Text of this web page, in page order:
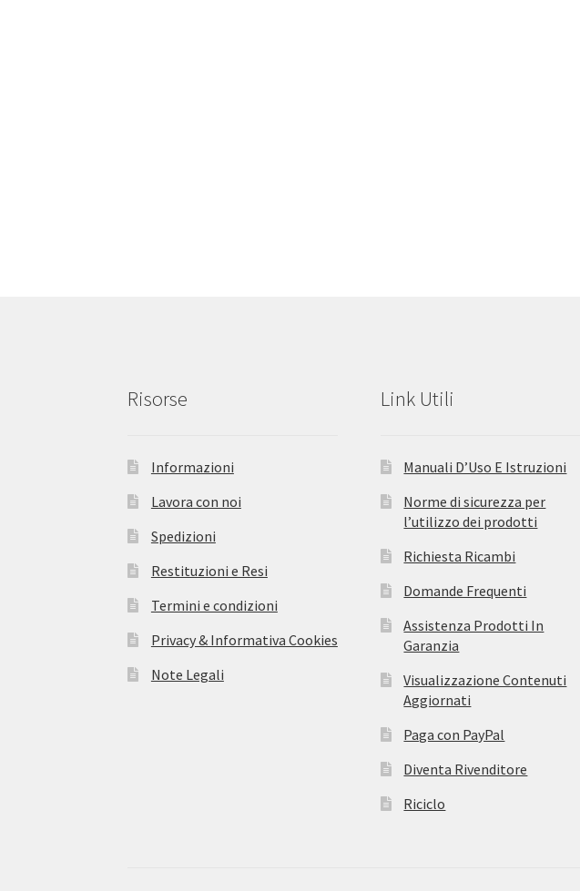
Risorse
Informazioni
Lavora con noi
Spedizioni
Restituzioni e Resi
Termini e condizioni
Privacy & Informativa Cookies
Note Legali
Link Utili
Manuali D’Uso E Istruzioni
Norme di sicurezza per
l’utilizzo dei prodotti
Richiesta Ricambi
Domande Frequenti
Assistenza Prodotti In
Garanzia
Visualizzazione Contenuti
Aggiornati
Paga con PayPal
Diventa Rivenditore
Riciclo